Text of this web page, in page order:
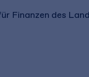
Finanzen des